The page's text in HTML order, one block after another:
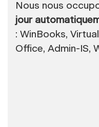
Nous nous
jour
: WinBooks,
Office, Admin-IS,